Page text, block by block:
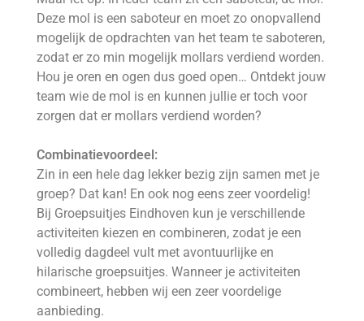
Deze mol is een saboteur en moet zo onopvallend
mogelijk de opdrachten van het team te saboteren,
zodat er zo min mogelijk mollars verdiend worden.
Hou je oren en ogen dus goed open… Ontdekt jouw
team wie de mol is en kunnen jullie er toch voor
zorgen dat er mollars verdiend worden?
Combinatievoordeel:
Zin in een hele dag lekker bezig zijn samen met je
groep? Dat kan! En ook nog eens zeer voordelig!
Bij Groepsuitjes Eindhoven kun je verschillende
activiteiten kiezen en combineren, zodat je een
volledig dagdeel vult met avontuurlijke en
hilarische groepsuitjes. Wanneer je activiteiten
combineert, hebben wij een zeer voordelige
aanbieding.